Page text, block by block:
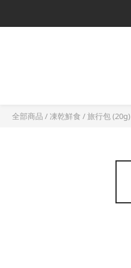
全部商品 / 凍乾鮮食 /旅行包 (20g)